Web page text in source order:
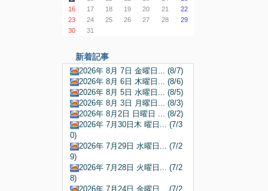
16
17 18 19 20 21
22
23
24 25 26 27 28
29
30
31
新着記事
2026年 8月 7日 金曜日... (8/7)
2026年 8月 6日 木曜日... (8/6)
2026年 8月 5日 水曜日... (8/5)
2026年 8月 3日 月曜日... (8/3)
2026年 8月2日 日曜日 ... (8/2)
2026年 7月30日木 曜日... (7/3
0)
2026年 7月29日 水曜日... (7/2
9)
2026年 7月28日 火曜日... (7/2
8)
2026年 7月24日 金曜日... (7/2